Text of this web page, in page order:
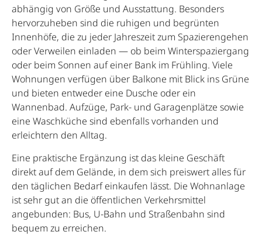
abhängig von Größe und Ausstattung. Besonders
hervorzuheben sind die ruhigen und begrünten
Innenhöfe, die zu jeder Jahreszeit zum Spazierengehen
oder Verweilen einladen — ob beim Winterspaziergang
oder beim Sonnen auf einer Bank im Frühling. Viele
Wohnungen verfügen über Balkone mit Blick ins Grüne
und bieten entweder eine Dusche oder ein
Wannenbad. Aufzüge, Park- und Garagenplätze sowie
eine Waschküche sind ebenfalls vorhanden und
erleichtern den Alltag.
Eine praktische Ergänzung ist das kleine Geschäft
direkt auf dem Gelände, in dem sich preiswert alles für
den täglichen Bedarf einkaufen lässt. Die Wohnanlage
ist sehr gut an die öffentlichen Verkehrsmittel
angebunden: Bus, U-Bahn und Straßenbahn sind
bequem zu erreichen.